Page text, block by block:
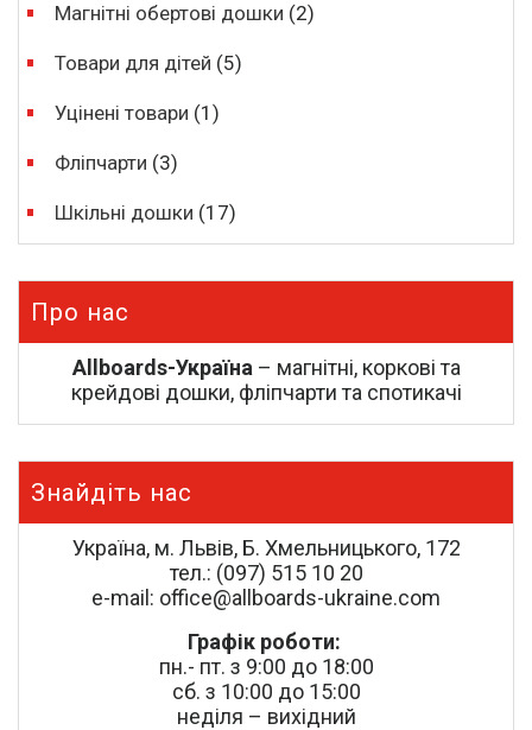
Магнітні обертові дошки (2)
Товари для дітей (5)
Уцінені товари (1)
Фліпчарти (3)
Шкільні дошки (17)
Про нас
Allboards-Україна – магнітні, коркові та
крейдові дошки, фліпчарти та спотикачі
Знайдіть нас
Україна, м. Львів, Б. Хмельницького, 172
тел.: (097) 515 10 20
e-mail: office@allboards-ukraine.com
Графік роботи:
пн.- пт. з 9:00 до 18:00
сб. з 10:00 до 15:00
неділя – вихідний